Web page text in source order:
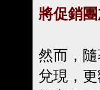
將促銷
然而，
兌現，